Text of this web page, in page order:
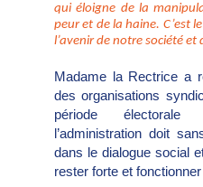
qui éloigne de la
peur et de la haine. C’est
l’avenir de notre société
Madame la Rectrice a
des organisations
période
l’administration doit
dans le dialogue social
rester forte et